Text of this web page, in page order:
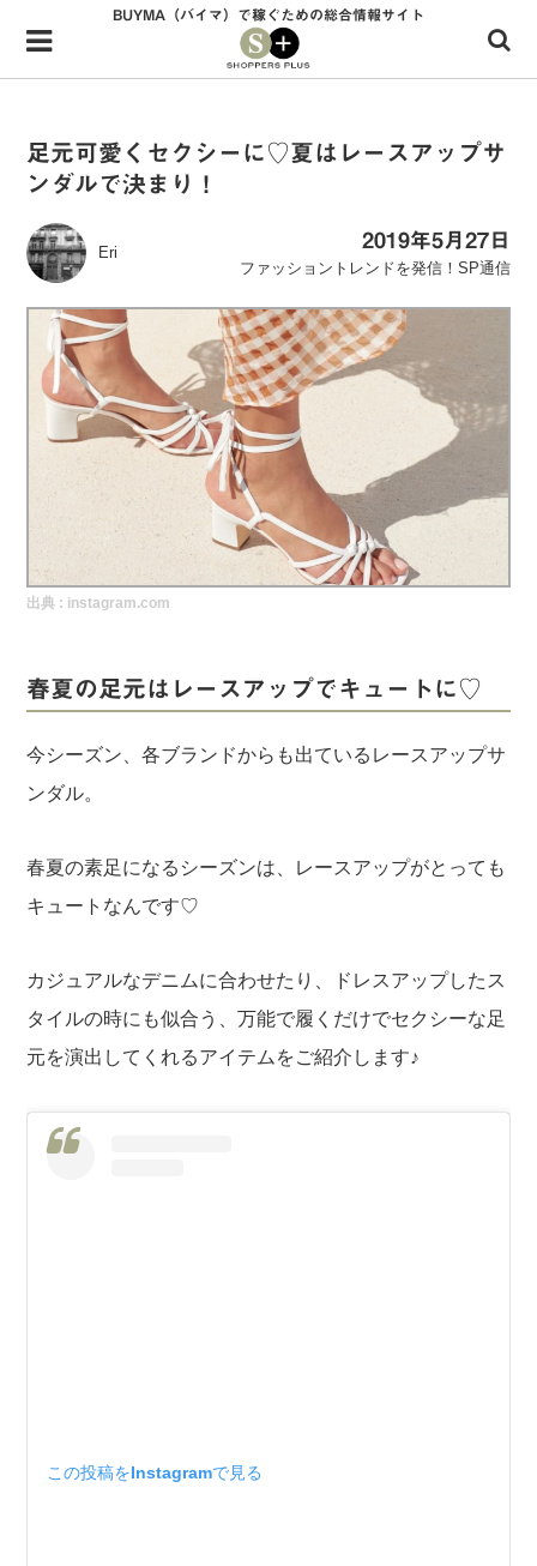
Menu
HOME
34歳独身OLバイマ実践記
無在庫で自由気ままに稼ぐ！バイマ実践記
BUYMAで人気のブランド
BUYMAの売れ筋商品
バイマ活動の疑問に売れっ子現役バイヤーが答えてみた
実録！海外ショップで買ってみた！
海外SHOP LIST
BUYMA（バイマ）で稼ぐための総合情報サイト
足元可愛くセクシーに♡夏はレースアップサ
ンダルで決まり！
Eri
2019年5月27日
ファッショントレンドを発信！SP通信
出典 : instagram.com
春夏の足元はレースアップでキュートに♡
今シーズン、各ブランドからも出ているレースアップサ
ンダル。
春夏の素足になるシーズンは、レースアップがとっても
キュートなんです♡
カジュアルなデニムに合わせたり、ドレスアップしたス
タイルの時にも似合う、万能で履くだけでセクシーな足
元を演出してくれるアイテムをご紹介します♪
この投稿をInstagramで見る